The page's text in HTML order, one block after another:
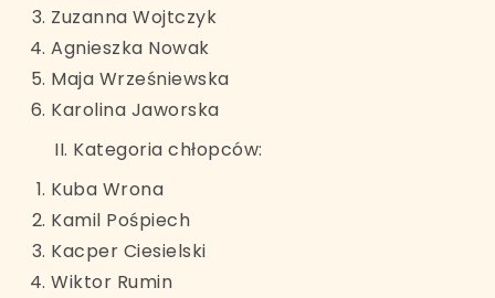
Zuzanna Wojtczyk
Agnieszka Nowak
Maja Wrześniewska
Karolina Jaworska
II. Kategoria chłopców:
Kuba Wrona
Kamil Pośpiech
Kacper Ciesielski
Wiktor Rumin